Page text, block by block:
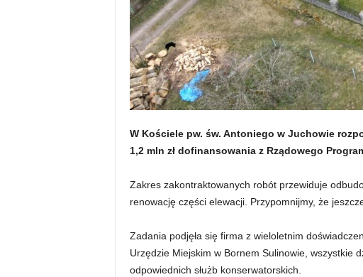
W Kościele pw. św. Antoniego w Juchowie
1,2 mln zł dofinansowania z Rządowego
Zakres zakontraktowanych robót przewiduje
renowację części elewacji. Przypomnijmy, że
Zadania podjęła się firma z wieloletnim
Urzędzie Miejskim w Bornem Sulinowie, wszystkie
odpowiednich służb konserwatorskich.